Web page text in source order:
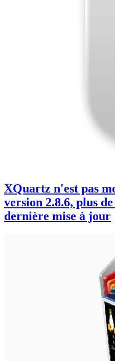
XQuartz n'est pas
version 2.8.6, plus
dernière mise à jour